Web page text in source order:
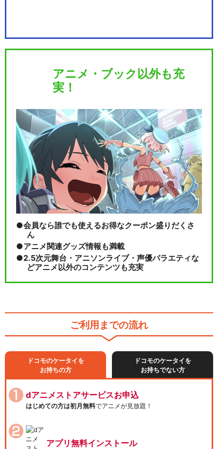
アニメ・ブック以外も充
実！
会員なら誰でも使えるお得なクーポン盛りだくさ
ん
アニメ関連グッズ情報も満載
2.5次元舞台・アニソンライブ・声優バラエティな
どアニメ以外のコンテンツも充実
ご利用までの流れ
ドコモのケータイを
お持ちの方
ドコモのケータイを
お持ちでない方
dアニメストアサービスお申込
はじめての方は初月無料でアニメが見放題！
アプリ無料インストール